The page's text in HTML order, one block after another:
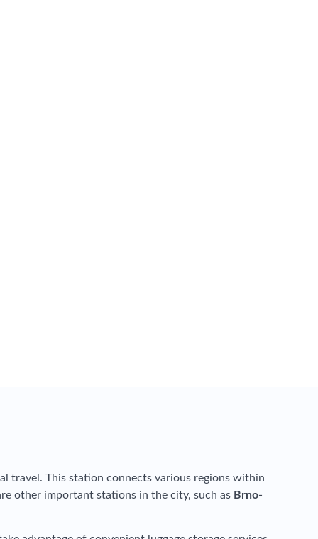
travel. This station connects various regions within
other important stations in the city, such as Brno-